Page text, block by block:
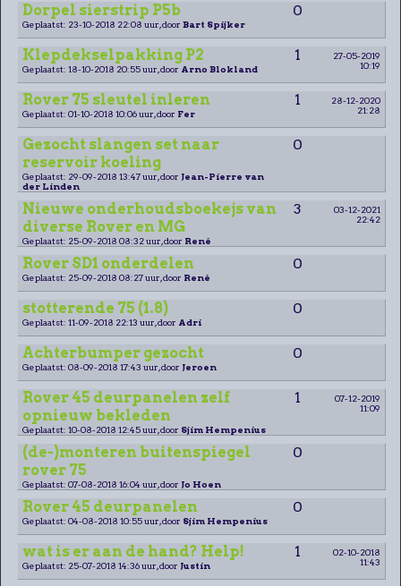
Dorpel sierstrip P5b 0
Geplaatst: 23-10-2018 22:08 uur, door Bart Spijker
Klepdekselpakking P2 1
27-05-2019
10:19
Geplaatst: 18-10-2018 20:55 uur, door Arno Blokland
Rover 75 sleutel inleren 1
28-12-2020
21:28
Geplaatst: 01-10-2018 10:06 uur, door Fer
Gezocht slangen set naar
reservoir koeling
0
Geplaatst: 29-09-2018 13:47 uur, door Jean-Pierre van
der Linden
Nieuwe onderhoudsboekejs van
diverse Rover en MG
3
03-12-2021
22:42
Geplaatst: 25-09-2018 08:32 uur, door René
Rover SD1 onderdelen 0
Geplaatst: 25-09-2018 08:27 uur, door René
stotterende 75 (1.8) 0
Geplaatst: 11-09-2018 22:13 uur, door Adri
Achterbumper gezocht 0
Geplaatst: 08-09-2018 17:43 uur, door Jeroen
Rover 45 deurpanelen zelf
opnieuw bekleden
1
07-12-2019
11:09
Geplaatst: 10-08-2018 12:45 uur, door Sjim Hempenius
(de-)monteren buitenspiegel
rover 75
0
Geplaatst: 07-08-2018 16:04 uur, door Jo Hoen
Rover 45 deurpanelen 0
Geplaatst: 04-08-2018 10:55 uur, door Sjim Hempenius
wat is er aan de hand? Help! 1
02-10-2018
11:43
Geplaatst: 25-07-2018 14:36 uur, door Justin